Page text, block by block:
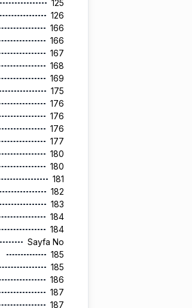
125
126
166
166
167
168
169
175
176
176
176
177
180
180
181
182
183
184
184
Sayfa No
185
185
186
187
187